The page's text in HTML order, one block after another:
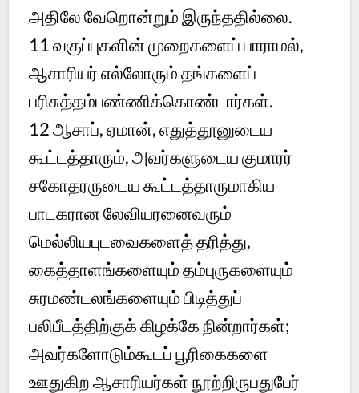
அதிலே வேறொன்றும் இருந்ததில்லை.
11வகுப்புகளின் முறைகளைப் பாராமல்,
ஆசாரியர் எல்லோரும் தங்களைப்
பரிசுத்தம்பண்ணிக்கொண்டார்கள்.
12ஆசாப், ஏமான், எதுத்தூனுடைய
கூட்டத்தாரும், அவர்களுடைய குமாரர்
சகோதரருடைய கூட்டத்தாருமாகிய
பாடகரான லேவியரனைவரும்
மெல்லியபுடவைகளைத் தரித்து,
கைத்தாளங்களையும் தம்புருகளையும்
சுரமண்டலங்களையும் பிடித்துப்
பலிபீடத்திற்குக் கிழக்கே நின்றார்கள்;
அவர்களோடும்கூடப் பூரிகைகளை
ஊதுகிற ஆசாரியர்கள் நூற்றிருபதுபேர்